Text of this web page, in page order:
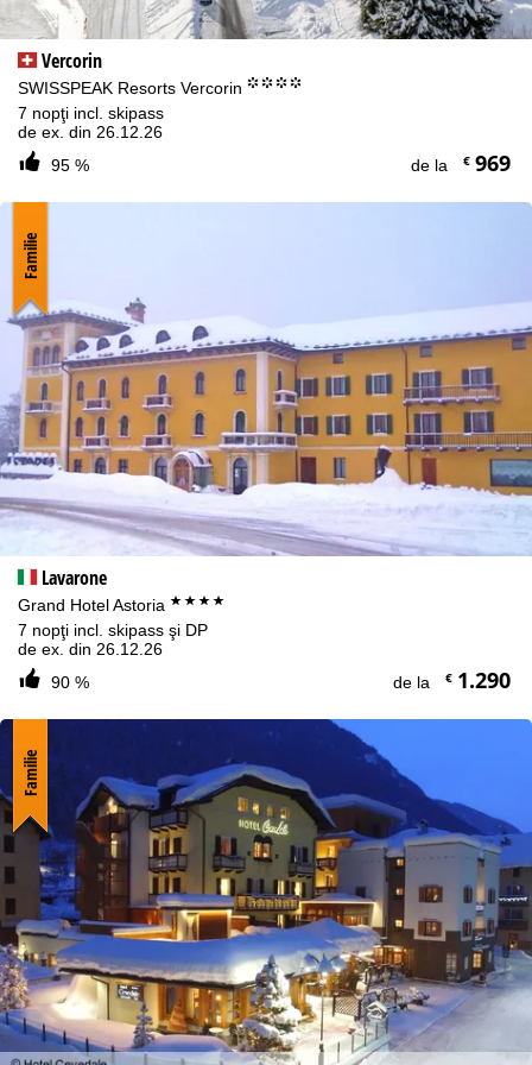
Vercorin
SWISSPEAK Resorts Vercorin °°°°
7 nopţi incl. skipass
de ex. din 26.12.26
95 %
de la €969
Lavarone
Grand Hotel Astoria ****
7 nopţi incl. skipass şi DP
de ex. din 26.12.26
90 %
de la €1.290
Familie
Familie